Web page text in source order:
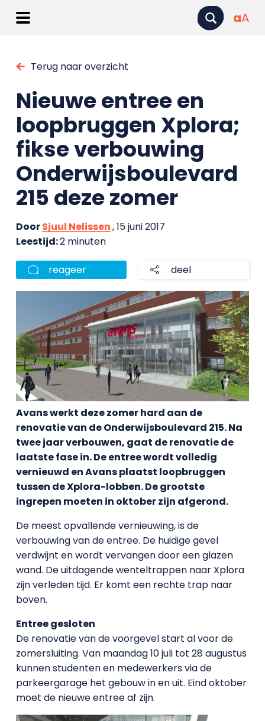
aA
Terug naar overzicht
Nieuwe entree en
loopbruggen Xplora;
fikse verbouwing
Onderwijsboulevard
215 deze zomer
DoorSjuul Nelissen, 15 juni 2017
Leestijd:2 minuten
reageer deel
Avans werkt deze zomer hard aan de
renovatie van de Onderwijsboulevard 215. Na
twee jaar verbouwen, gaat de renovatie de
laatste fase in. De entree wordt volledig
vernieuwd en Avans plaatst loopbruggen
tussen de Xplora-lobben. De grootste
ingrepen moeten in oktober zijn afgerond.
De meest opvallende vernieuwing, is de
verbouwing van de entree. De huidige gevel
verdwijnt en wordt vervangen door een glazen
wand. De uitdagende wenteltrappen naar Xplora
zijn verleden tijd. Er komt een rechte trap naar
boven.
Entree gesloten
De renovatie van de voorgevel start al voor de
zomersluiting. Van maandag 10 juli tot 28 augustus
kunnen studenten en medewerkers via de
parkeergarage het gebouw in en uit. Eind oktober
moet de nieuwe entree af zijn.